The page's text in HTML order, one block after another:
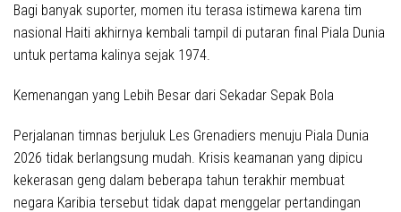
Bagi banyak suporter, momen itu terasa istimewa karena tim
nasional Haiti akhirnya kembali tampil di putaran final Piala Dunia
untuk pertama kalinya sejak 1974.
Kemenangan yang Lebih Besar dari Sekadar Sepak Bola
Perjalanan timnas berjuluk Les Grenadiers menuju Piala Dunia
2026 tidak berlangsung mudah. Krisis keamanan yang dipicu
kekerasan geng dalam beberapa tahun terakhir membuat
negara Karibia tersebut tidak dapat menggelar pertandingan